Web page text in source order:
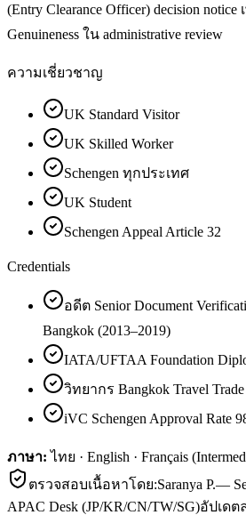
(Entry Clearance Officer) decision
Genuineness ใน administrative review
ความเชี่ยวชาญ
UK Standard Visitor
UK Skilled Worker
Schengen ทุกประเทศ
UK Student
Schengen Appeal Article 32
Credentials
อดีต Senior Document
Bangkok (2013–2019)
IATA/UFTAA Foundation
วิทยากร Bangkok Travel Trade
iVC Schengen Approval Rate
ภาษา: ไทย · English · Français
ตรวจสอบเนื้อหาโดย:Saranya P.—
APAC Desk (JP/KR/CN/TW/SG)อัปเดต